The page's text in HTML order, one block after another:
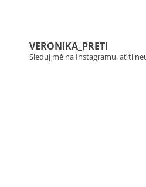
VERONIKA_PRETI
Sleduj mě na Instagramu, ať ti